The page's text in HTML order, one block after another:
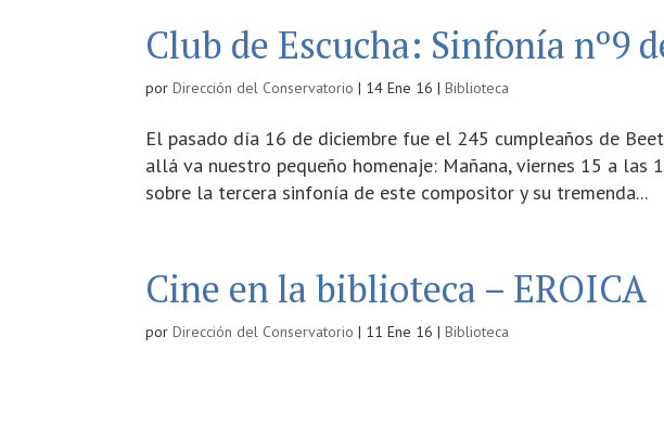
Club de Escucha: Sinfonía nº9
porDirección del Conservatorio | 14 Ene 16 |Biblioteca
El pasado día 16 de diciembre fue el 245 cumpleaños de
allá va nuestro pequeño homenaje: Mañana, viernes 15 a las
sobre la tercera sinfonía de este compositor y su tremenda...
Cine en la biblioteca – EROICA
porDirección del Conservatorio | 11 Ene 16 |Biblioteca